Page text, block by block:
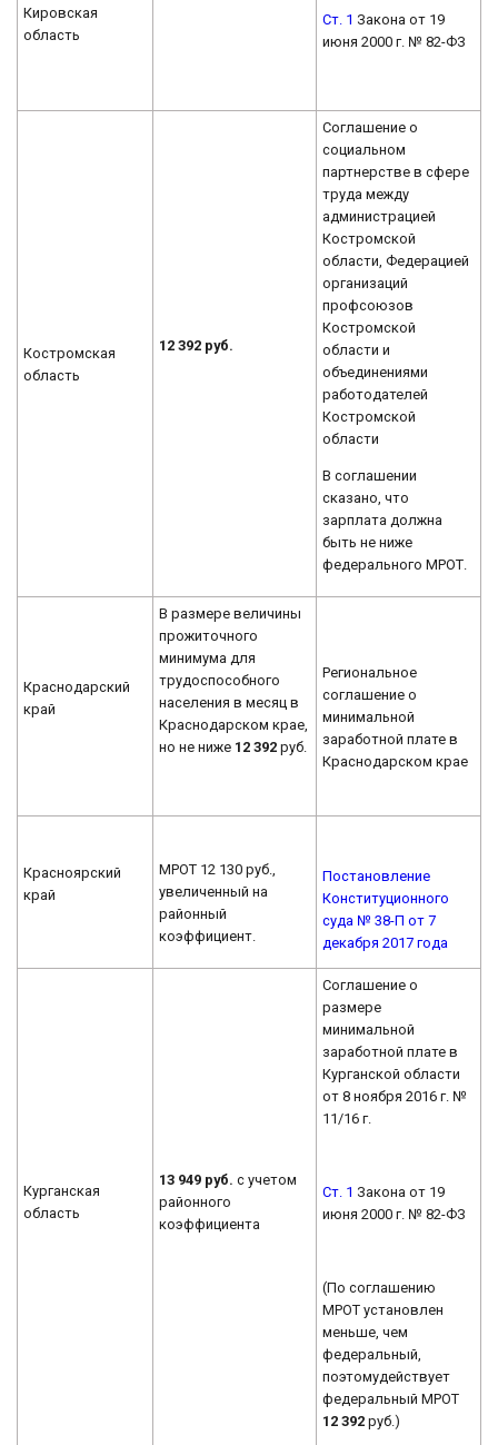
Кировская
область
Ст. 1 Закона от 19
июня 2000 г. № 82-ФЗ
Костромская
область
12 392 руб.
Соглашение о
социальном
партнерстве в сфере
труда между
администрацией
Костромской
области, Федерацией
организаций
профсоюзов
Костромской
области и
объединениями
работодателей
Костромской
области
В соглашении
сказано, что
зарплата должна
быть не ниже
федерального МРОТ.
Краснодарский
край
В размере величины
прожиточного
минимума для
трудоспособного
населения в месяц в
Краснодарском крае,
но не ниже 12 392 руб.
Региональное
соглашение о
минимальной
заработной плате в
Краснодарском крае
Красноярский
край
МРОТ 12 130 руб.,
увеличенный на
районный
коэффициент.
Постановление
Конституционного
суда № 38-П от 7
декабря 2017 года
Курганская
область
13 949 руб.с учетом
районного
коэффициента
Соглашение о
размере
минимальной
заработной плате в
Курганской области
от 8 ноября 2016 г. №
11/16 г.
Ст. 1 Закона от 19
июня 2000 г. № 82-ФЗ
(По соглашению
МРОТ установлен
меньше, чем
федеральный,
поэтомудействует
федеральный МРОТ
12 392 руб.)